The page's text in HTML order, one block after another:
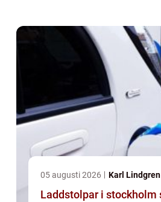
05 augusti 2026 Karl Lindgren
Laddstolpar i stockholm så bygger